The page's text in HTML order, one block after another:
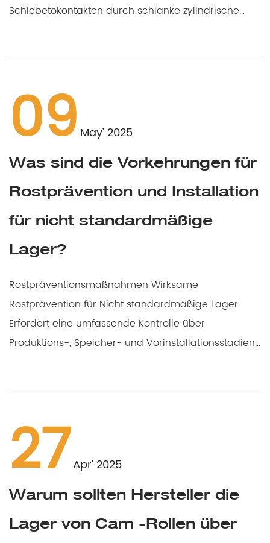
Schiebetokontakten durch schlanke zylindrische
09 May’ 2025
Was sind die Vorkehrungen für
Rostprävention und Installation
für nicht standardmäßige
Lager?
Rostpräventionsmaßnahmen Wirksame
Rostprävention für Nicht standardmäßige Lager
Erfordert eine umfassende Kontrolle über
Produktions-, Speicher- und Vorinstallationsstadien.
27Apr’ 2025
Warum sollten Hersteller die
Lager von Cam -Rollen über